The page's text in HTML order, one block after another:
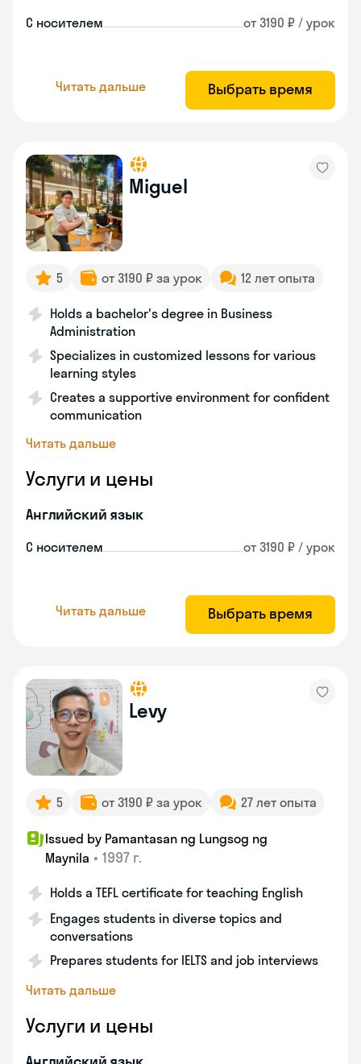
С носителем от 3190 ₽ / урок
Читать дальше Выбрать время
Miguel
5 от 3190 ₽ за урок 12 лет опыта
Holds a bachelor's degree in Business
Administration
Specializes in customized lessons for various
learning styles
Creates a supportive environment for confident
communication
Читать дальше
Услуги и цены
Английский язык
С носителем от 3190 ₽ / урок
Читать дальше Выбрать время
Levy
5 от 3190 ₽ за урок 27 лет опыта
Issued by Pamantasan ng Lungsog ng
Maynila • 1997 г.
Holds a TEFL certificate for teaching English
Engages students in diverse topics and
conversations
Prepares students for IELTS and job interviews
Читать дальше
Услуги и цены